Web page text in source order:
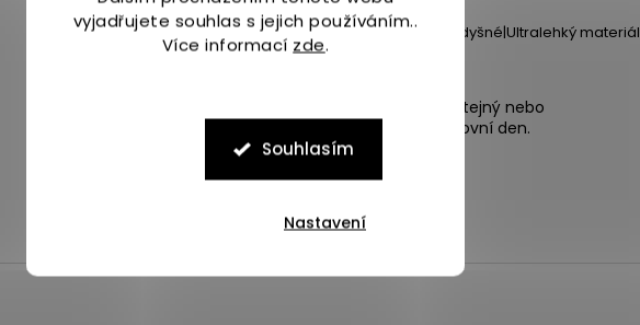
vyjadřujete souhlas s jejich používáním..
Více informací zde.
Souhlasím
Nastavení
Sport:
Vlastnost: Prodyšné|Ultralehký materiál
4 odběrná místa po Praze.
Expedice zboží stejný nebo
následující pracovní den.